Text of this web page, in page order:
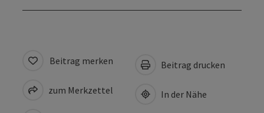
Beitrag merken
zum Merkzettel
Beitrag drucken
In der Nähe